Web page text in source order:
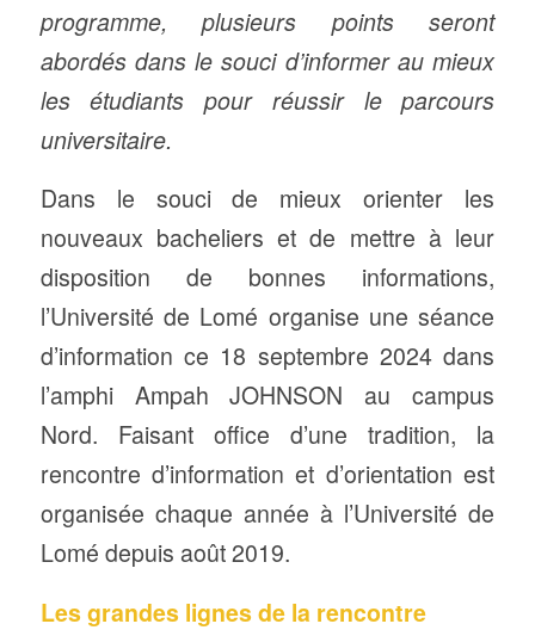
programme, plusieurs points seront
abordés dans le souci d’informer au mieux
les étudiants pour réussir le parcours
universitaire.
Dans le souci de mieux orienter les
nouveaux bacheliers et de mettre à leur
disposition de bonnes informations,
l’Université de Lomé organise une séance
d’information ce 18 septembre 2024 dans
l’amphi Ampah JOHNSON au campus
Nord. Faisant office d’une tradition, la
rencontre d’information et d’orientation est
organisée chaque année à l’Université de
Lomé depuis août 2019.
Les grandes lignes de la rencontre